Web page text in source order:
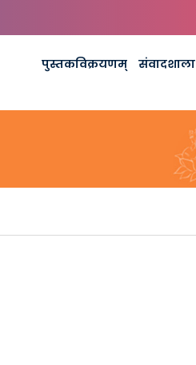
पुस्तकविक्रयणम् संवादशाला